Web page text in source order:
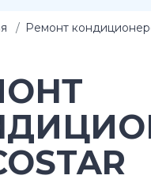
Ремонт